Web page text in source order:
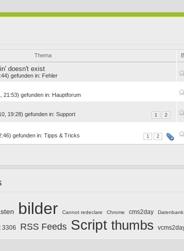
Thema
doesn't exist
gefunden in: Fehler
21:53) gefunden in: Hauptforum
1 2
19:28) gefunden in: Support
1 2
gefunden in: Tipps & Tricks
bilder Cannot redeclare Chrome cms2day Datenbank
3306 RSS Feeds Script thumbs